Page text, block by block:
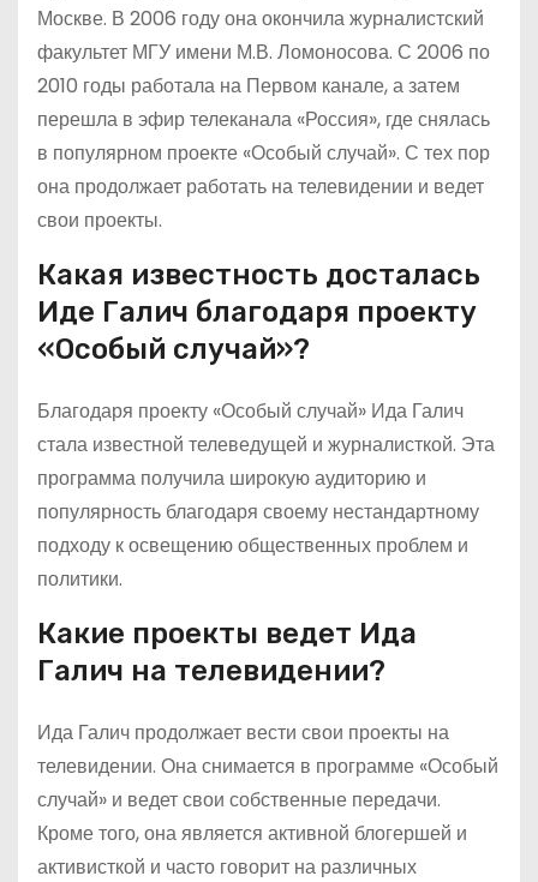
Москве. В 2006 году она окончила журналистский
факультет МГУ имени М.В. Ломоносова. С 2006 по
2010 годы работала на Первом канале, а затем
перешла в эфир телеканала «Россия», где снялась
в популярном проекте «Особый случай». С тех пор
она продолжает работать на телевидении и ведет
свои проекты.
Какая известность досталась
Иде Галич благодаря проекту
«Особый случай»?
Благодаря проекту «Особый случай» Ида Галич
стала известной телеведущей и журналисткой. Эта
программа получила широкую аудиторию и
популярность благодаря своему нестандартному
подходу к освещению общественных проблем и
политики.
Какие проекты ведет Ида
Галич на телевидении?
Ида Галич продолжает вести свои проекты на
телевидении. Она снимается в программе «Особый
случай» и ведет свои собственные передачи.
Кроме того, она является активной блогершей и
активисткой и часто говорит на различных